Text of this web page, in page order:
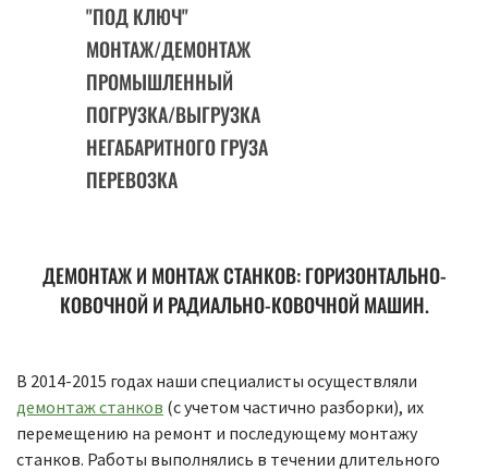
"ПОД КЛЮЧ"
МОНТАЖ/ДЕМОНТАЖ
ПРОМЫШЛЕННЫЙ
ПОГРУЗКА/ВЫГРУЗКА
НЕГАБАРИТНОГО ГРУЗА
ПЕРЕВОЗКА
ДЕМОНТАЖ И МОНТАЖ СТАНКОВ: ГОРИЗОНТАЛЬНО-
КОВОЧНОЙ И РАДИАЛЬНО-КОВОЧНОЙ МАШИН.
В 2014-2015 годах наши специалисты осуществляли
демонтаж станков (с учетом частично разборки), их
перемещению на ремонт и последующему монтажу
станков. Работы выполнялись в течении длительного